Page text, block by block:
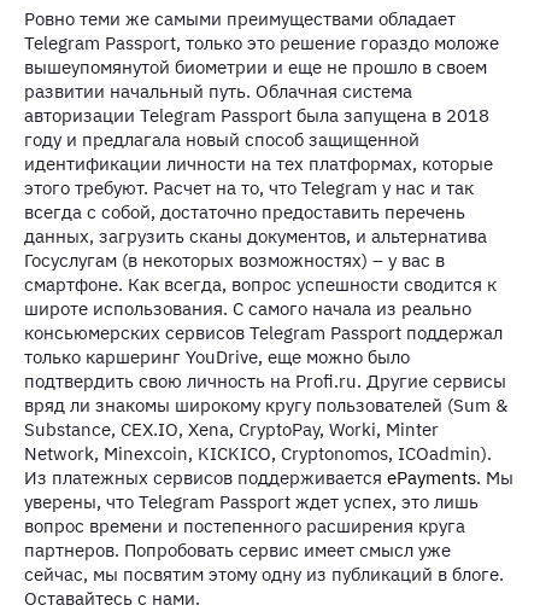
Ровно теми же самыми преимуществами обладает
Telegram Passport, только это решение гораздо моложе
вышеупомянутой биометрии и еще не прошло в своем
развитии начальный путь. Облачная система
авторизации Telegram Passport была запущена в 2018
году и предлагала новый способ защищенной
идентификации личности на тех платформах, которые
этого требуют. Расчет на то, что Telegram у нас и так
всегда с собой, достаточно предоставить перечень
данных, загрузить сканы документов, и альтернатива
Госуслугам (в некоторых возможностях) – у вас в
смартфоне. Как всегда, вопрос успешности сводится к
широте использования. С самого начала из реально
консьюмерских сервисов Telegram Passport поддержал
только каршеринг YouDrive, еще можно было
подтвердить свою личность на Profi.ru. Другие сервисы
вряд ли знакомы широкому кругу пользователей (Sum &
Substance, CEX.IO, Xena, CryptoPay, Worki, Minter
Network, Minexcoin, KICKICO, Cryptonomos, ICOadmin).
Из платежных сервисов поддерживается ePayments. Мы
уверены, что Telegram Passport ждет успех, это лишь
вопрос времени и постепенного расширения круга
партнеров. Попробовать сервис имеет смысл уже
сейчас, мы посвятим этому одну из публикаций в блоге.
Оставайтесь с нами.